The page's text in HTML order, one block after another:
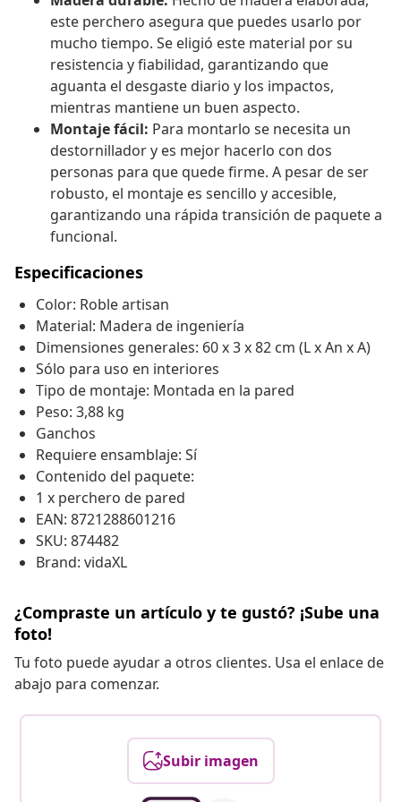
este perchero asegura que puedes usarlo por
mucho tiempo. Se eligió este material por su
resistencia y fiabilidad, garantizando que
aguanta el desgaste diario y los impactos,
mientras mantiene un buen aspecto.
Montaje fácil: Para montarlo se necesita un
destornillador y es mejor hacerlo con dos
personas para que quede firme. A pesar de ser
robusto, el montaje es sencillo y accesible,
garantizando una rápida transición de paquete a
funcional.
Especificaciones
Color: Roble artisan
Material: Madera de ingeniería
Dimensiones generales: 60 x 3 x 82 cm (L x An x A)
Sólo para uso en interiores
Tipo de montaje: Montada en la pared
Peso: 3,88 kg
Ganchos
Requiere ensamblaje: Sí
Contenido del paquete:
1 x perchero de pared
EAN: 8721288601216
SKU: 874482
Brand: vidaXL
¿Compraste un artículo y te gustó? ¡Sube una
foto!
Tu foto puede ayudar a otros clientes. Usa el enlace de
abajo para comenzar.
Subir imagen